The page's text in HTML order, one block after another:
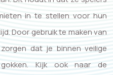
in te stellen voor hun
Door gebruik te maken van
dat je binnen veilige
Kijk ook naar de